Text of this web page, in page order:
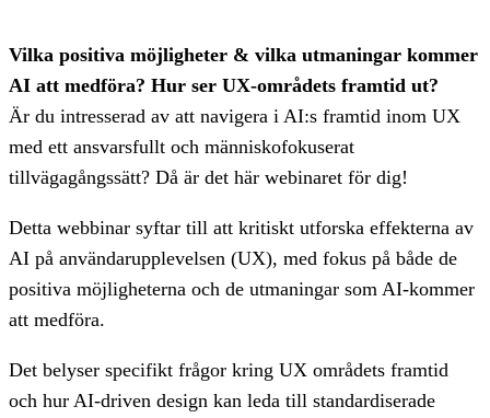
Vilka positiva möjligheter & vilka utmaningar kommer
AI att medföra? Hur ser UX-områdets framtid ut?
Är du intresserad av att navigera i AI:s framtid inom UX
med ett ansvarsfullt och människofokuserat
tillvägagångssätt? Då är det här webinaret för dig!
Detta webbinar syftar till att kritiskt utforska effekterna av
AI på användarupplevelsen (UX), med fokus på både de
positiva möjligheterna och de utmaningar som AI-kommer
att medföra.
Det belyser specifikt frågor kring UX områdets framtid
och hur AI-driven design kan leda till standardiserade